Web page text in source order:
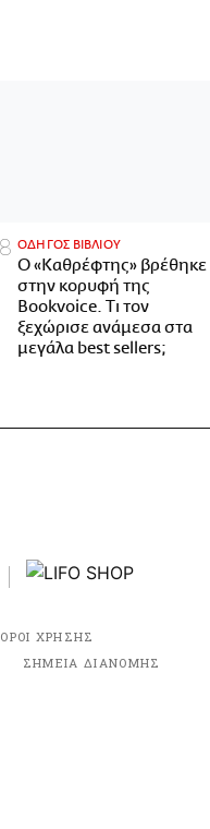
ΟΔΗΓΟΣ ΒΙΒΛΙΟΥ
Ο «Καθρέφτης» βρέθηκε
στην κορυφή της
Bookvoice. Τι τον
ξεχώρισε ανάμεσα στα
μεγάλα best sellers;
ΟΡΟΙ ΧΡΗΣΗΣ
ΣΗΜΕΙΑ ΔΙΑΝΟΜΗΣ